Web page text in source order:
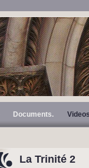
Documents.
La Trinité 2